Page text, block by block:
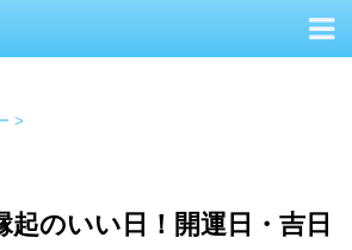
>
起のいい日！開運日・吉日